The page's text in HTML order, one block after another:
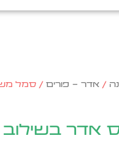
/ אדר - פורים
בשילוב